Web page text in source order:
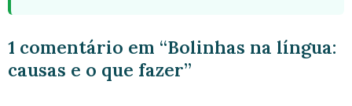
1 comentário em “Bolinhas na língua:
causas e o que fazer”